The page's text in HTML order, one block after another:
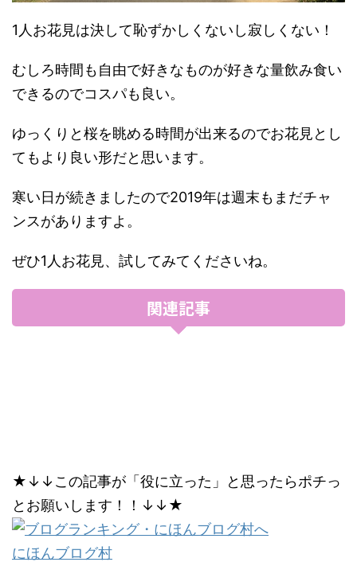
1人お花見は決して恥ずかしくないし寂しくない！
むしろ時間も自由で好きなものが好きな量飲み食い
できるのでコスパも良い。
ゆっくりと桜を眺める時間が出来るのでお花見とし
てもより良い形だと思います。
寒い日が続きましたので2019年は週末もまだチャ
ンスがありますよ。
ぜひ1人お花見、試してみてくださいね。
関連記事
★↓↓この記事が「役に立った」と思ったらポチっ
とお願いします！！↓↓★
にほんブログ村